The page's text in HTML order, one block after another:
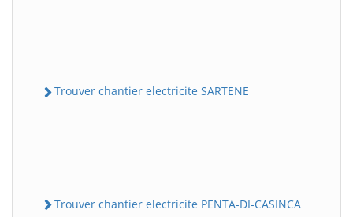
Trouver chantier electricite SARTENE
Trouver chantier electricite PENTA-DI-CASINCA